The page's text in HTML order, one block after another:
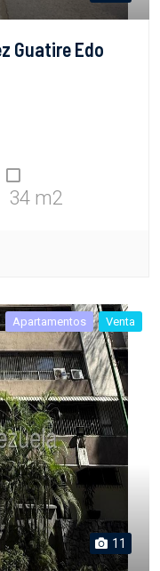
Guatire Edo
34 m2
Apartamentos Venta
11